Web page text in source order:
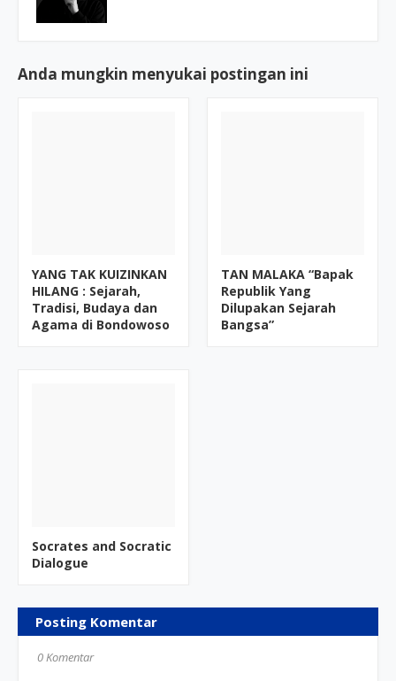
Anda mungkin menyukai postingan ini
YANG TAK KUIZINKAN
HILANG : Sejarah,
Tradisi, Budaya dan
Agama di Bondowoso
TAN MALAKA “Bapak
Republik Yang
Dilupakan Sejarah
Bangsa”
Socrates and Socratic
Dialogue
Posting Komentar
0 Komentar